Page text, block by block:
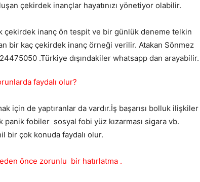
çekirdek inançlar hayatınızı yönetiyor olabilir.
çekirdek inanç ön tespit ve bir günlük deneme telkin
bir kaç çekirdek inanç örneği verilir. Atakan Sönmez
.Türkiye dışındakiler whatsapp dan arayabilir.
faydalı olur?
için de yaptıranlar da vardır.İş başarısı bolluk ilişkiler
panik fobiler sosyal fobi yüz kızarması sigara vb.
bir çok konuda faydalı olur.
önce zorunlu bir hatırlatma .